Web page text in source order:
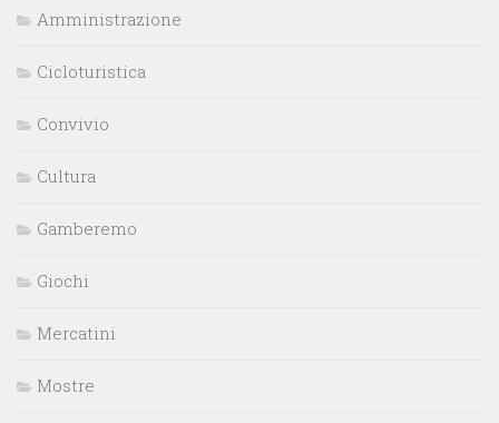
Amministrazione
Cicloturistica
Convivio
Cultura
Gamberemo
Giochi
Mercatini
Mostre